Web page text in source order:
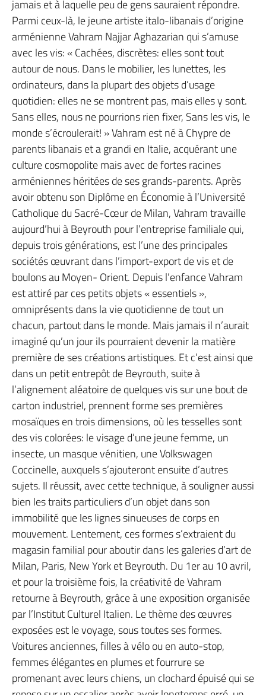
jamais et à laquelle peu de gens sauraient répondre.
Parmi ceux-là, le jeune artiste italo-libanais d’origine
arménienne Vahram Najjar Aghazarian qui s’amuse
avec les vis: « Cachées, discrètes: elles sont tout
autour de nous. Dans le mobilier, les lunettes, les
ordinateurs, dans la plupart des objets d’usage
quotidien: elles ne se montrent pas, mais elles y sont.
Sans elles, nous ne pourrions rien fixer, Sans les vis, le
monde s’écroulerait! » Vahram est né à Chypre de
parents libanais et a grandi en Italie, acquérant une
culture cosmopolite mais avec de fortes racines
arméniennes héritées de ses grands-parents. Après
avoir obtenu son Diplôme en Économie à l’Université
Catholique du Sacré-Cœur de Milan, Vahram travaille
aujourd’hui à Beyrouth pour l’entreprise familiale qui,
depuis trois générations, est l’une des principales
sociétés œuvrant dans l’import-export de vis et de
boulons au Moyen- Orient. Depuis l’enfance Vahram
est attiré par ces petits objets « essentiels »,
omniprésents dans la vie quotidienne de tout un
chacun, partout dans le monde. Mais jamais il n’aurait
imaginé qu’un jour ils pourraient devenir la matière
première de ses créations artistiques. Et c’est ainsi que
dans un petit entrepôt de Beyrouth, suite à
l’alignement aléatoire de quelques vis sur une bout de
carton industriel, prennent forme ses premières
mosaïques en trois dimensions, où les tesselles sont
des vis colorées: le visage d’une jeune femme, un
insecte, un masque vénitien, une Volkswagen
Coccinelle, auxquels s’ajouteront ensuite d’autres
sujets. Il réussit, avec cette technique, à souligner aussi
bien les traits particuliers d’un objet dans son
immobilité que les lignes sinueuses de corps en
mouvement. Lentement, ces formes s’extraient du
magasin familial pour aboutir dans les galeries d’art de
Milan, Paris, New York et Beyrouth. Du 1er au 10 avril,
et pour la troisième fois, la créativité de Vahram
retourne à Beyrouth, grâce à une exposition organisée
par l’Institut Culturel Italien. Le thème des œuvres
exposées est le voyage, sous toutes ses formes.
Voitures anciennes, filles à vélo ou en auto-stop,
femmes élégantes en plumes et fourrure se
promenant avec leurs chiens, un clochard épuisé qui se